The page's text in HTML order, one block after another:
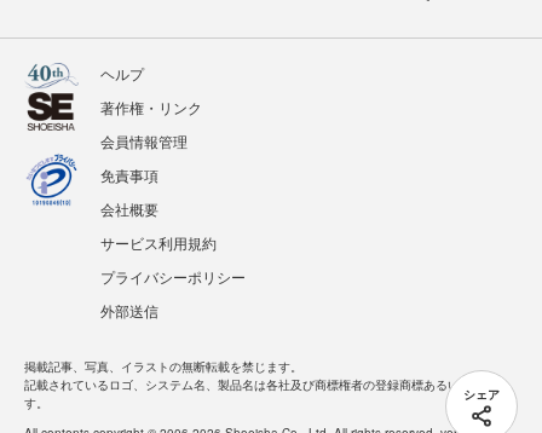
シェア
ヘルプ
著作権・リンク
会員情報管理
免責事項
会社概要
サービス利用規約
プライバシーポリシー
外部送信
掲載記事、写真、イラストの無断転載を禁じます。
記載されているロゴ、システム名、製品名は各社及び商標権者の登録商標あるいは商標で
す。